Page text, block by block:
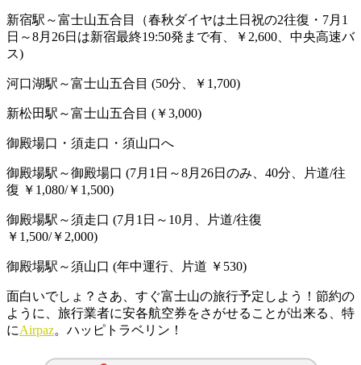
新宿駅～富士山五合目（春秋ダイヤは土日祝の2往復・7月1
日～8月26日は新宿最終19:50発まで有、￥2,600、中央高速バ
ス)
河口湖駅～富士山五合目 (50分、￥1,700)
新松田駅～富士山五合目 (￥3,000)
御殿場口・須走口・須山口へ
御殿場駅～御殿場口 (7月1日～8月26日のみ、40分、片道/往
復 ￥1,080/￥1,500)
御殿場駅～須走口 (7月1日～10月、片道/往復
￥1,500/￥2,000)
御殿場駅～須山口 (年中運行、片道 ￥530)
面白いでしょ？さあ、すぐ富士山の旅行予定しよう！節約の
ように、旅行業者に安各航空券をさがせることが出来る、特
にAirpaz。ハッピトラベリン！